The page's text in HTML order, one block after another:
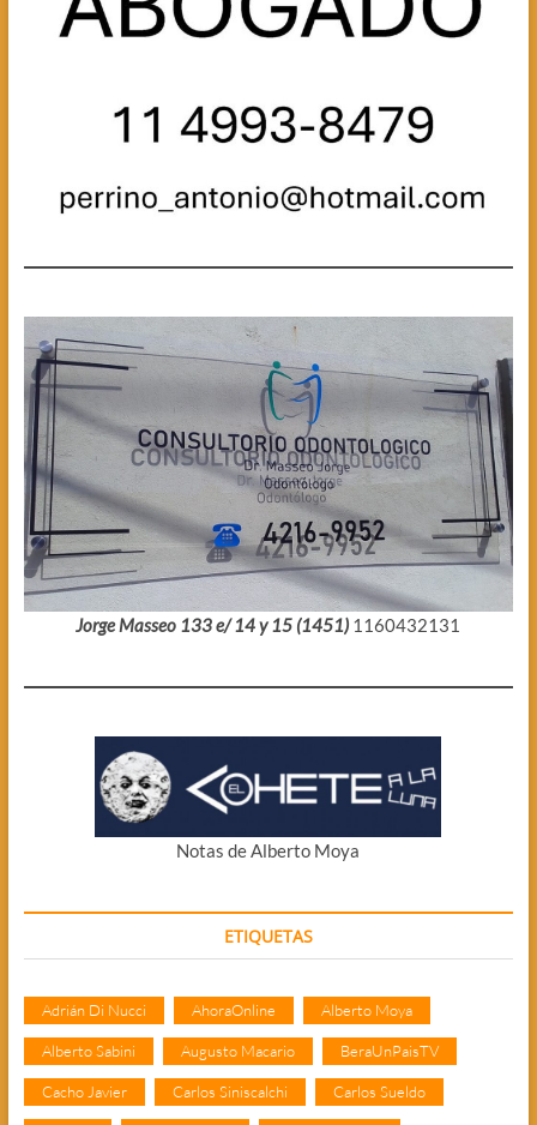
Jorge Masseo 133 e/ 14 y 15 (1451) 1160432131
Notas de Alberto Moya
ETIQUETAS
Adrián Di Nucci AhoraOnline Alberto Moya
Alberto Sabini Augusto Macario BeraUnPaisTV
Cacho Javier Carlos Siniscalchi Carlos Sueldo